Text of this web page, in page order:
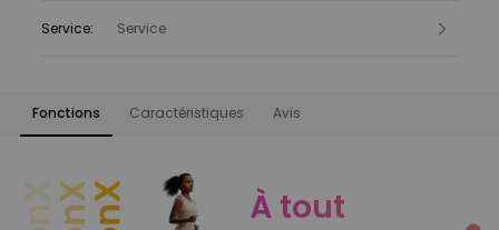
Service: Service
Fonctions Caractéristiques Avis
À tout